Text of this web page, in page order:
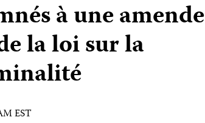
à une amende
la loi sur la
EST